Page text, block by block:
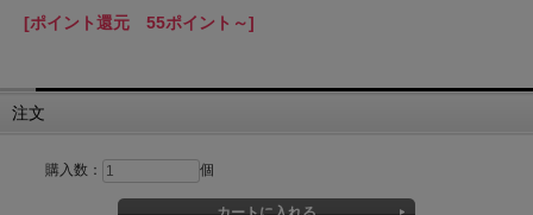
[ポイント還元 55ポイント～]
注文
購入数： 個